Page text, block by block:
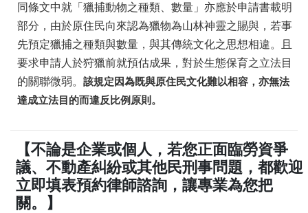
同條文中就「獵捕動物之種類、數量」亦應於申請書載明
部分，由於原住民向來認為獵物為山林神靈之賜與，若事
先預定獵捕之種類與數量，與其傳統文化之思想相違。且
要求申請人於狩獵前就預估成果，對於生態保育之立法目
的關聯微弱。 該規定因為既與原住民文化難以相容，亦無法
達成立法目的而違反比例原則。
【不論是企業或個人，若您正面臨勞資爭
議、不動產糾紛或其他民刑事問題，都歡迎
立即填表預約律師諮詢，讓專業為您把
關。】